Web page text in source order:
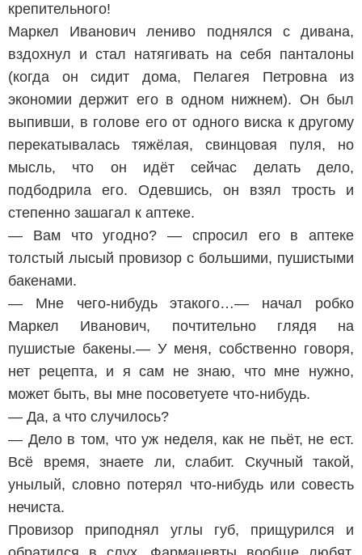
крепительного!
Маркел Иванович лениво поднялся с дивана,
вздохнул и стал натягивать на себя панталоны
(когда он сидит дома, Пелагея Петровна из
экономии держит его в одном нижнем). Он был
выпивши, в голове его от одного виска к другому
перекатывалась тяжёлая, свинцовая пуля, но
мысль, что oн идёт сейчас делать дело,
подбодрила его. Одевшись, он взял трость и
степенно зашагал к аптеке.
— Вам что угодно? — спросил его в аптеке
толстый лысый провизор с большими, пушистыми
бакенами.
— Мне чего-нибудь этакого…— начал робко
Маркел Иванович, почтительно глядя на
пушистые бакены.— У меня, собственно говоря,
нет рецепта, и я сам не знаю, что мне нужно,
может быть, вы мне посоветуете что-нибудь.
— Да, а что случилось?
— Дело в том, что уж неделя, как не пьёт, не ест.
Всё время, знаете ли, слабит. Скучный такой,
унылый, словно потерял что-нибудь или совесть
нечиста.
Провизор приподнял углы губ, прищурился и